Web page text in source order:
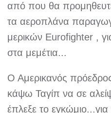
από που θα
τα αεροπλάνα
μερικών Eurofighter ,
στα μεμέτια...
Ο Αμερικανός
κάψω Ταγίπ να σε
έπλεξε το